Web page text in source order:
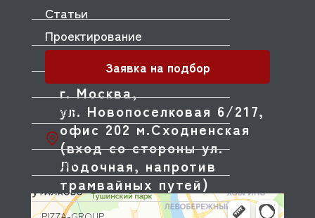
P.L. Proff Cuisine
PACKVAC
PANERO
PARKER
PASQUINI
PAVONI
PIRON
г. Москва,
ул. Новопоселковая 6/217,
офис 202 м.Сходненская
(вход со стороны ул.
Лодочная, напротив
трамвайных путей)
Статьи
Проектирование
Заявка на подбор